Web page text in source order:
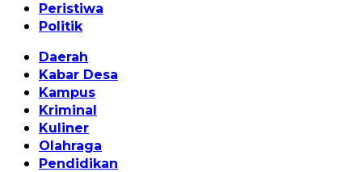
Peristiwa
Politik
Daerah
Kabar Desa
Kampus
Kriminal
Kuliner
Olahraga
Pendidikan